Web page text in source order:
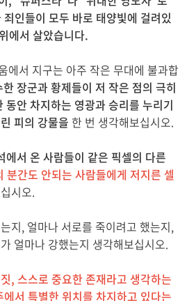
인들이 모두 바로 태양빛에 걸려있
에서 살았습니다.
에서 지구는 아주 작은 무대에 불과합
장군과 황제들이 저 작은 점의 극히
동안 차지하는 영광과 승리를 누리기
피의 강물을 한 번 생각해보십시오.
에서 온 사람들이 같은 픽셀의 다른
분간도 안되는 사람들에게 저지른 셀
시오.
지, 얼마나 서로를 죽이려고 했는지,
얼마나 강했는지 생각해보십시오.
, 스스로 중요한 존재라고 생각하는
서 특별한 위치를 차지하고 있다는